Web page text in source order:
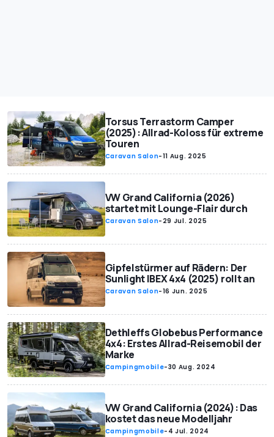
Torsus Terrastorm Camper
(2025): Allrad-Koloss für extreme
Touren
Caravan Salon-11 Aug. 2025
VW Grand California (2026)
startet mit Lounge-Flair durch
Caravan Salon- 29 Jul. 2025
Gipfelstürmer auf Rädern: Der
Sunlight IBEX 4x4 (2025) rollt an
Caravan Salon-16 Jun. 2025
Dethleffs Globebus Performance
4x4: Erstes Allrad-Reisemobil der
Marke
Campingmobile-30 Aug. 2024
VW Grand California (2024): Das
kostet das neue Modelljahr
Campingmobile- 4 Jul. 2024